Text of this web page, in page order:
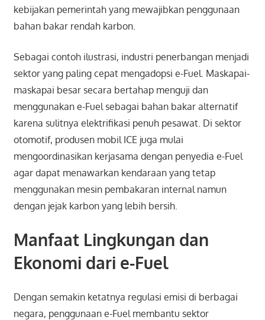
kebijakan pemerintah yang mewajibkan penggunaan
bahan bakar rendah karbon.
Sebagai contoh ilustrasi, industri penerbangan menjadi
sektor yang paling cepat mengadopsi e-Fuel. Maskapai-
maskapai besar secara bertahap menguji dan
menggunakan e-Fuel sebagai bahan bakar alternatif
karena sulitnya elektrifikasi penuh pesawat. Di sektor
otomotif, produsen mobil ICE juga mulai
mengoordinasikan kerjasama dengan penyedia e-Fuel
agar dapat menawarkan kendaraan yang tetap
menggunakan mesin pembakaran internal namun
dengan jejak karbon yang lebih bersih.
Manfaat Lingkungan dan
Ekonomi dari e-Fuel
Dengan semakin ketatnya regulasi emisi di berbagai
negara, penggunaan e-Fuel membantu sektor